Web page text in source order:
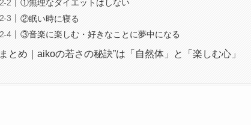
①無理なダイエットはしない
②眠い時に寝る
③音楽に楽しむ・好きなことに夢中になる
まとめ｜aikoの若さの秘訣”は「自然体」と「楽しむ心」